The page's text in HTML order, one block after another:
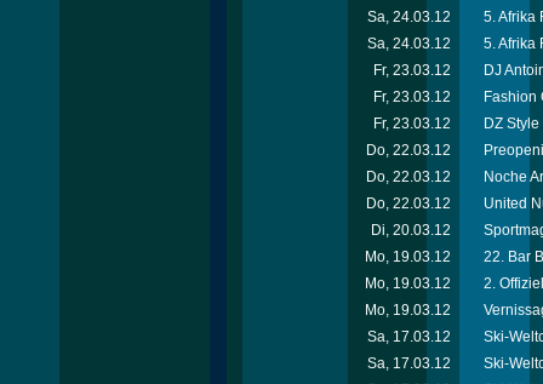
Sa, 24.03.12
5. Afrika
Sa, 24.03.12
5. Afrika
Fr, 23.03.12
DJ
Fr, 23.03.12
Fashion
Fr, 23.03.12
DZ
Do, 22.03.12
Do, 22.03.12
Noche
Do, 22.03.12
United
Di, 20.03.12
Mo, 19.03.12
22. Bar
Mo, 19.03.12
2.
Mo, 19.03.12
Sa, 17.03.12
Ski-
Sa, 17.03.12
Ski-